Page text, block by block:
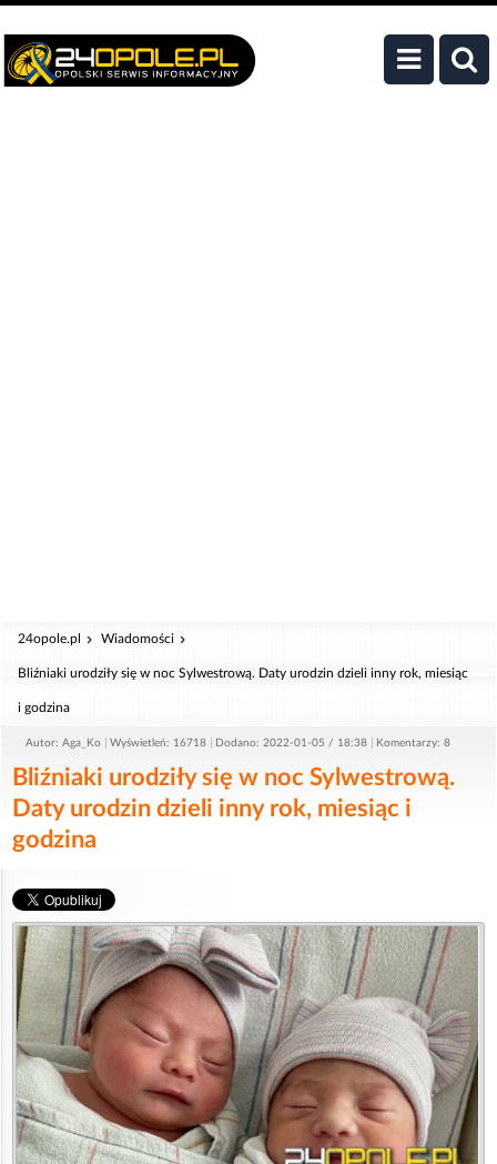
24opole.pl Wiadomości
Bliźniaki urodziły się w noc Sylwestrową. Daty urodzin dzieli inny rok, miesiąc
i godzina
Autor: Aga_Ko Wyświetleń: 16718 Dodano: 2022-01-05 / 18:38 Komentarzy: 8
Bliźniaki urodziły się w noc Sylwestrową.
Daty urodzin dzieli inny rok, miesiąc i
godzina